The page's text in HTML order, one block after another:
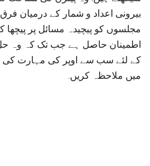
بیرونی اعداد و شمار کے درمیان
مجلسوں کو پیچیدہ مسائل پر پیچھا
اطمینان حاصل ہے جب تک کہ وہ
کے لئے سب سے اوپر کی مہارت کی
میں ملاحظہ کریں.